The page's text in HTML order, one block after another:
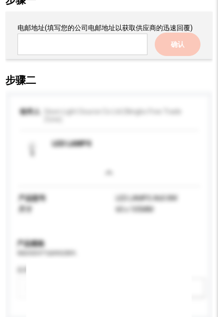
电邮地址(填写您的公司电邮地址以获取供应商的迅速回覆)
确认
步骤二
收件人
LED LAMPS
产品型号
LED LAMPS A60 8W
60 x 105MM
产品规格